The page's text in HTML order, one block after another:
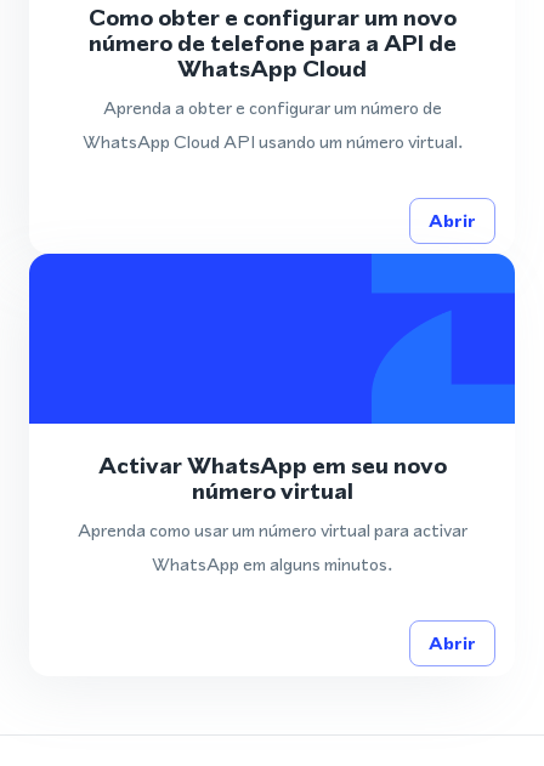
Como obter e configurar um novo
número de telefone para a API de
WhatsApp Cloud
Aprenda a obter e configurar um número de
WhatsApp Cloud API usando um número virtual.
Abrir
Activar WhatsApp em seu novo
número virtual
Aprenda como usar um número virtual para activar
WhatsApp em alguns minutos.
Abrir